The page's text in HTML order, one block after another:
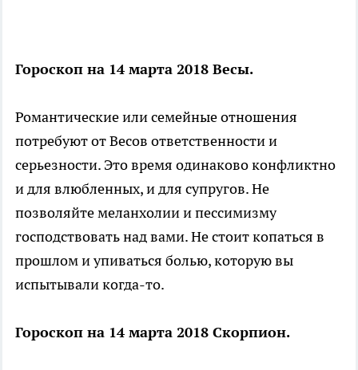
Гороскоп на 14 марта 2018 Весы.
Романтические или семейные отношения
потребуют от Весов ответственности и
серьезности. Это время одинаково конфликтно
и для влюбленных, и для супругов. Не
позволяйте меланхолии и пессимизму
господствовать над вами. Не стоит копаться в
прошлом и упиваться болью, которую вы
испытывали когда-то.
Гороскоп на 14 марта 2018 Скорпион.